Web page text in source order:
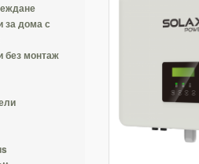
за дома с
без монтаж